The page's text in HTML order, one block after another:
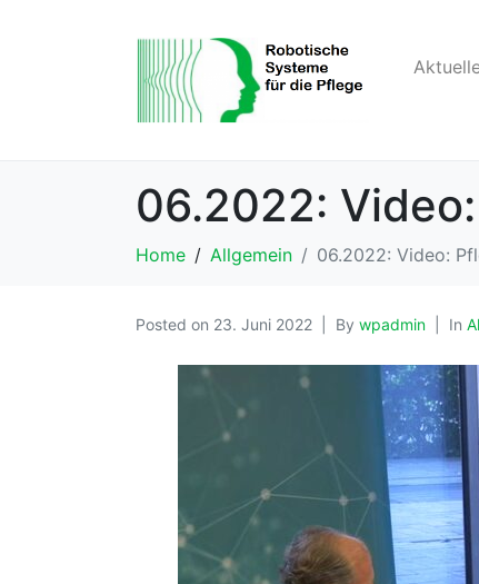
06.2022:
Home Allgemein 06.2022: Video:
Posted on 23. Juni 2022 By wpadmin In